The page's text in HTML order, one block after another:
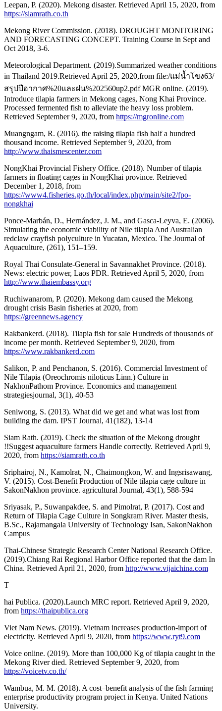
Leepan, P. (2020). Mekong disaster. Retrieved April 15, 2020, from
https://siamrath.co.th
Mekong River Commission. (2018). DROUGHT MONITORING
AND FORECASTING CONCEPT. Training Course in Sept and
Oct 2018, 3-6.
Meteorological Department. (2019).Summarized weather conditions
in Thailand 2019.Retrieved April 25, 2020,from file:/แม่น้ำโขง63/
สรุปปีอากาศ%20และฝน%202560up2.pdf MGR online. (2019).
Introduce tilapia farmers in Mekong cages, Nong Khai Province.
Processed fermented fish to alleviate the heavy loss problem.
Retrieved September 9, 2020, from https://mgronline.com
Muangngam, R. (2016). the raising tilapia fish half a hundred
thousand income. Retrieved September 9, 2020, from
http://www.thaismescenter.com
NongKhai Provincial Fishery Office. (2018). Number of tilapia
farmers in floating cages in NongKhai province. Retrieved
December 1, 2018, from
https://www4.fisheries.go.th/local/index.php/main/site2/fpo-
nongkhai
Ponce-Marbán, D., Hernández, J. M., and Gasca-Leyva, E. (2006).
Simulating the economic viability of Nile tilapia And Australian
redclaw crayfish polyculture in Yucatan, Mexico. The Journal of
Aquaculture, (261), 151–159.
Royal Thai Consulate-General in Savannakhet Province. (2018).
News: electric power, Laos PDR. Retrieved April 5, 2020, from
http://www.thaiembassy.org
Ruchiwanarom, P. (2020). Mekong dam caused the Mekong
drought crisis Basin fisheries at 2020, from
https://greennews.agency
Rakbankerd. (2018). Tilapia fish for sale Hundreds of thousands of
income per month. Retrieved September 9, 2020, from
https://www.rakbankerd.com
Salikon, P. and Penchanon, S. (2016). Commercial Investment of
Nile Tilapia (Oreochromis niloticus Linn.) Culture in
NakhonPathom Province. Economics and management
strategiesjournal, 3(1), 40-53
Seniwong, S. (2013). What did we get and what was lost from
building the dam. IPST Journal, 41(182), 13-14
Siam Rath. (2019). Check the situation of the Mekong drought
!!Suggest aquaculture farmers Handle correctly. Retrieved April 9,
2020, from https://siamrath.co.th
Sriphairoj, N., Kamolrat, N., Chaimongkon, W. and Ingsrisawang,
V. (2015). Cost-Benefit Production of Nile tilapia cage culture in
SakonNakhon province. agricultural Journal, 43(1), 588-594
Sriyasak, P., Suwanpakdee, S. and Pimolrat, P. (2017). Cost and
Return of Tilapia Cage Culture in Songkram River. Master thesis,
B.Sc., Rajamangala University of Technology Isan, SakonNakhon
Campus
Thai-Chinese Strategic Research Center National Research Office.
(2019).Chiang Rai Regional Harbor Office reported that the dam In
China. Retrieved April 21, 2020, from http://www.vijaichina.com
T
hai Publica. (2020).Launch MRC report. Retrieved April 9, 2020,
from https://thaipublica.org
Viet Nam News. (2019). Vietnam increases production-import of
electricity. Retrieved April 9, 2020, from https://www.ryt9.com
Voice online. (2019). More than 100,000 Kg of tilapia caught in the
Mekong River died. Retrieved September 9, 2020, from
https://voicetv.co.th/
Wambua, M. M. (2018). A cost–benefit analysis of the fish farming
enterprise productivity program project in Kenya. United Nations
University.